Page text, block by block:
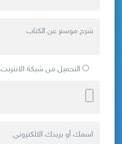
التحميل من شبكة الانترنت